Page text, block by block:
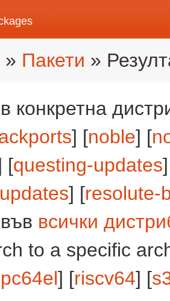
» Пакети »
конкретна
] [noble] [
[questing-updates
] [resolute-
всички
to a specific
] [riscv64] [